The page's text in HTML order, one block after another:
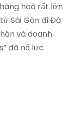
hoá rất lớn
Sài Gòn đi Đà
và doanh
đã nổ lực